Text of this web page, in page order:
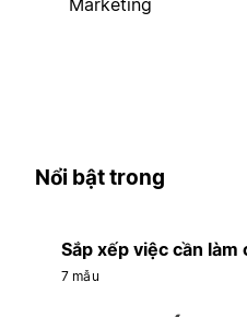
Marketing
Nổi bật trong
Sắp xếp việc cần làm
7 mẫu